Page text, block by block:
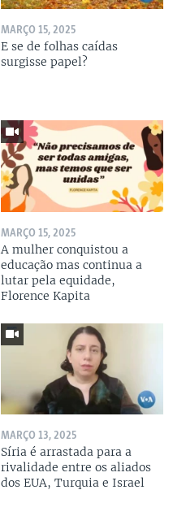
MARÇO 15, 2025
E se de folhas caídas
surgisse papel?
MARÇO 15, 2025
A mulher conquistou a
educação mas continua a
lutar pela equidade,
Florence Kapita
MARÇO 13, 2025
Síria é arrastada para a
rivalidade entre os aliados
dos EUA, Turquia e Israel